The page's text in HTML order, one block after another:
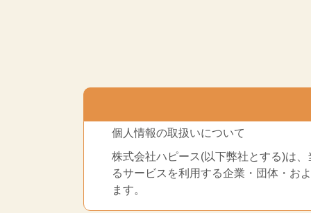
個人情報の取扱いについて
株式会社ハピース(以下弊社とする)は
るサービスを利用する企業・団体・お
ます。